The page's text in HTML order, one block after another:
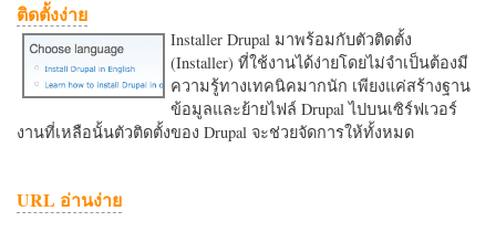
ติดตั้งง่าย
Installer Drupal มาพร้อมกับตัวติดตั้ง
(Installer) ที่ใช้งานได้ง่ายโดยไม่จำเป็นต้องมี
ความรู้ทางเทคนิคมากนัก เพียงแค่สร้างฐาน
ข้อมูลและย้ายไฟล์ Drupal ไปบนเซิร์ฟเวอร์
งานที่เหลือนั้นตัวติดตั้งของ Drupal จะช่วยจัดการให้ทั้งหมด
URL อ่านง่าย